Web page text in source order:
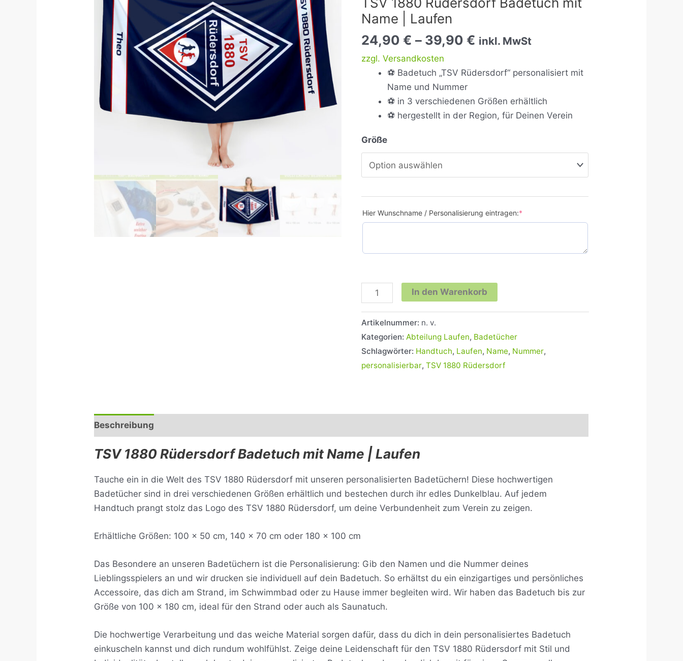
Name | Laufen
24,90 € – 39,90 € inkl. MwSt
zzgl. Versandkosten
⚽ Badetuch „TSV Rüdersdorf“ personalisiert mit
Name und Nummer
⚽ in 3 verschiedenen Größen erhältlich
⚽ hergestellt in der Region, für Deinen Verein
Größe
Hier Wunschname / Personalisierung eintragen:*
Name
|
Laufen
Menge
In den Warenkorb
Artikelnummer: n. v.
Kategorien: Abteilung Laufen, Badetücher
Schlagwörter: Handtuch, Laufen, Name, Nummer,
personalisierbar, TSV 1880 Rüdersdorf
Beschreibung
TSV 1880 Rüdersdorf Badetuch mit Name | Laufen
Tauche ein in die Welt des TSV 1880 Rüdersdorf mit unseren personalisierten Badetüchern! Diese hochwertigen
Badetücher sind in drei verschiedenen Größen erhältlich und bestechen durch ihr edles Dunkelblau. Auf jedem
Handtuch prangt stolz das Logo des TSV 1880 Rüdersdorf, um deine Verbundenheit zum Verein zu zeigen.
Erhältliche Größen: 100 x 50 cm, 140 x 70 cm oder 180 x 100 cm
Das Besondere an unseren Badetüchern ist die Personalisierung: Gib den Namen und die Nummer deines
Lieblingsspielers an und wir drucken sie individuell auf dein Badetuch. So erhältst du ein einzigartiges und persönliches
Accessoire, das dich am Strand, im Schwimmbad oder zu Hause immer begleiten wird.Wir haben das Badetuch bis zur
Größe von 100 x 180 cm, ideal für den Strand oder auch als Saunatuch.
Die hochwertige Verarbeitung und das weiche Material sorgen dafür, dass du dich in dein personalisiertes Badetuch
einkuscheln kannst und dich rundum wohlfühlst. Zeige deine Leidenschaft für den TSV 1880 Rüdersdorf mit Stil und